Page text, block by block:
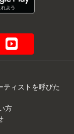
ティストを呼びた
方